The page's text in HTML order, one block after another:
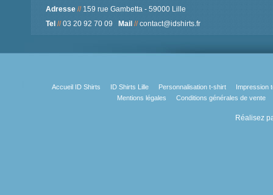
Adresse//159 rue Gambetta - 59000 Lille
Tel//03 20 92 70 09Mail// contact@idshirts.fr
Accueil ID Shirts ID Shirts Lille Personnalisation t-shirt
Impression
Mentions légales
Conditions générales de vente
Réalisez